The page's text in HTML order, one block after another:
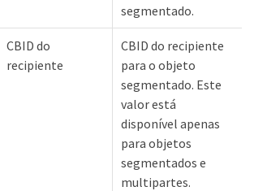
segmentado.
CBID do
recipiente
CBID do recipiente
para o objeto
segmentado. Este
valor está
disponível apenas
para objetos
segmentados e
multipartes.